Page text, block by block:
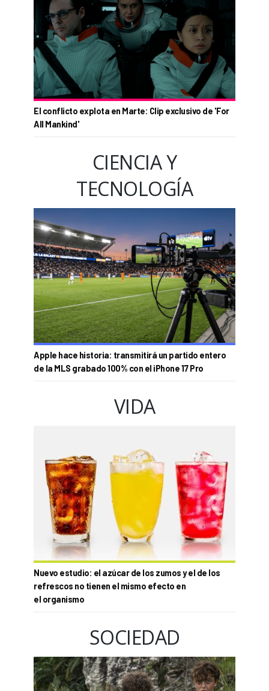
El conflicto explota en Marte: Clip exclusivo de 'For
All Mankind'
CIENCIA Y
TECNOLOGÍA
Apple hace historia: transmitirá un partido entero
de la MLS grabado 100% con el iPhone 17 Pro
VIDA
Nuevo estudio: el azúcar de los zumos y el de los
refrescos no tienen el mismo efecto en
el organismo
SOCIEDAD